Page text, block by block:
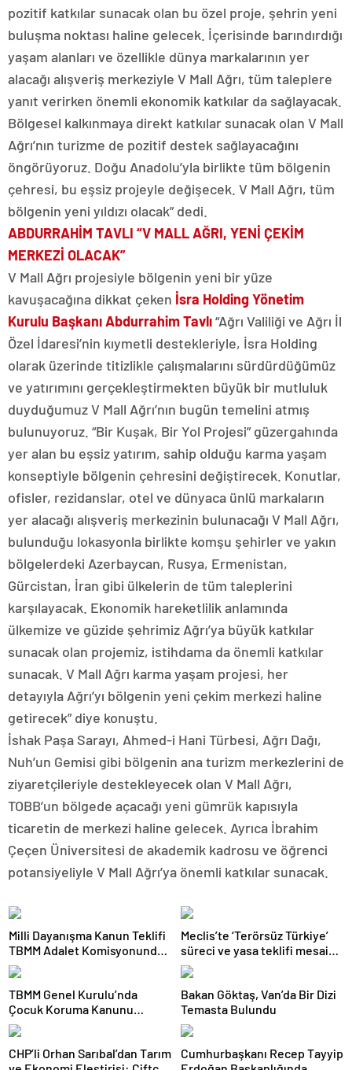
pozitif katkılar sunacak olan bu özel proje, şehrin yeni
buluşma noktası haline gelecek. İçerisinde barındırdığı
yaşam alanları ve özellikle dünya markalarının yer
alacağı alışveriş merkeziyle V Mall Ağrı, tüm taleplere
yanıt verirken önemli ekonomik katkılar da sağlayacak.
Bölgesel kalkınmaya direkt katkılar sunacak olan V Mall
Ağrı’nın turizme de pozitif destek sağlayacağını
öngörüyoruz. Doğu Anadolu’yla birlikte tüm bölgenin
çehresi, bu eşsiz projeyle değişecek. V Mall Ağrı, tüm
bölgenin yeni yıldızı olacak” dedi.
ABDURRAHİM TAVLI “V MALL AĞRI, YENİ ÇEKİM
MERKEZİ OLACAK”
V Mall Ağrı projesiyle bölgenin yeni bir yüze
kavuşacağına dikkat çeken İsra Holding Yönetim
Kurulu Başkanı Abdurrahim Tavlı“Ağrı Valiliği ve Ağrı İl
Özel İdaresi’nin kıymetli destekleriyle, İsra Holding
olarak üzerinde titizlikle çalışmalarını sürdürdüğümüz
ve yatırımını gerçekleştirmekten büyük bir mutluluk
duyduğumuz V Mall Ağrı’nın bugün temelini atmış
bulunuyoruz. “Bir Kuşak, Bir Yol Projesi” güzergahında
yer alan bu eşsiz yatırım, sahip olduğu karma yaşam
konseptiyle bölgenin çehresini değiştirecek. Konutlar,
ofisler, rezidanslar, otel ve dünyaca ünlü markaların
yer alacağı alışveriş merkezinin bulunacağı V Mall Ağrı,
bulunduğu lokasyonla birlikte komşu şehirler ve yakın
bölgelerdeki Azerbaycan, Rusya, Ermenistan,
Gürcistan, İran gibi ülkelerin de tüm taleplerini
karşılayacak. Ekonomik hareketlilik anlamında
ülkemize ve güzide şehrimiz Ağrı’ya büyük katkılar
sunacak olan projemiz, istihdama da önemli katkılar
sunacak. V Mall Ağrı karma yaşam projesi, her
detayıyla Ağrı’yı bölgenin yeni çekim merkezi haline
getirecek” diye konuştu.
İshak Paşa Sarayı, Ahmed-i Hani Türbesi, Ağrı Dağı,
Nuh’un Gemisi gibi bölgenin ana turizm merkezlerini de
ziyaretçileriyle destekleyecek olan V Mall Ağrı,
TOBB’un bölgede açacağı yeni gümrük kapısıyla
ticaretin de merkezi haline gelecek. Ayrıca İbrahim
Çeçen Üniversitesi de akademik kadrosu ve öğrenci
potansiyeliyle V Mall Ağrı’ya önemli katkılar sunacak.
Milli Dayanışma Kanun Teklifi
TBMM Adalet Komisyonunda
kabul edildi
Meclis’te ‘Terörsüz Türkiye’
süreci ve yasa teklifi mesaisi:
Partilerden çarpıcı
açıklamalar
TBMM Genel Kurulu’nda
Çocuk Koruma Kanunu
teklifinde yeni maddeler
kabul edildi
Bakan Göktaş, Van’da Bir Dizi
Temasta Bulundu
CHP’li Orhan Sarıbal’dan Tarım
Cumhurbaşkanı Recep Tayyip